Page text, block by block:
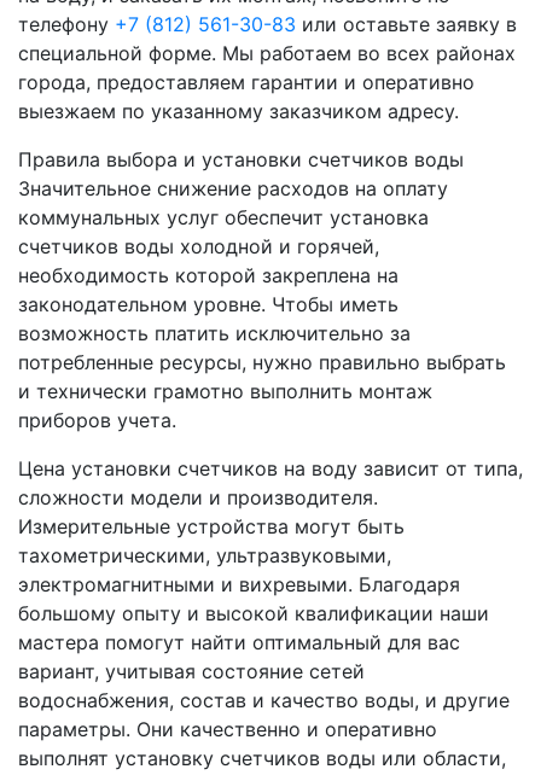
телефону +7 (812) 561-30-83 или оставьте заявку в
специальной форме. Мы работаем во всех районах
города, предоставляем гарантии и оперативно
выезжаем по указанному заказчиком адресу.
Правила выбора и установки счетчиков воды
Значительное снижение расходов на оплату
коммунальных услуг обеспечит установка
счетчиков воды холодной и горячей,
необходимость которой закреплена на
законодательном уровне. Чтобы иметь
возможность платить исключительно за
потребленные ресурсы, нужно правильно выбрать
и технически грамотно выполнить монтаж
приборов учета.
Цена установки счетчиков на воду зависит от типа,
сложности модели и производителя.
Измерительные устройства могут быть
тахометрическими, ультразвуковыми,
электромагнитными и вихревыми. Благодаря
большому опыту и высокой квалификации наши
мастера помогут найти оптимальный для вас
вариант, учитывая состояние сетей
водоснабжения, состав и качество воды, и другие
параметры. Они качественно и оперативно
выполнят установку счетчиков воды или области,